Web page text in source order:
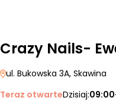
Crazy Nails-
ul. Bukowska 3A, Skawina
Teraz otwarteDzisiaj: